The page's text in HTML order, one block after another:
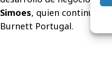
Simoes, quien continuará
Burnett Portugal.